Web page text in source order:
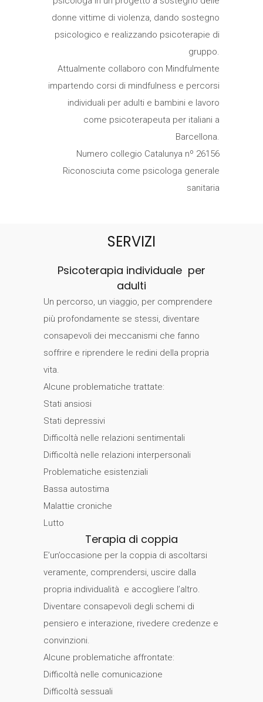
donne vittime di violenza, dando sostegno
psicologico e realizzando psicoterapie di
gruppo.
Attualmente collaboro con Mindfulmente
impartendo corsi di mindfulness e percorsi
individuali per adulti e bambini e lavoro
come psicoterapeuta per italiani a
Barcellona.
Numero collegio Catalunya nº 26156
Riconosciuta come psicologa generale
sanitaria
SERVIZI
Psicoterapia individuale per
adulti
Un percorso, un viaggio, per comprendere
più profondamente se stessi, diventare
consapevoli dei meccanismi che fanno
soffrire e riprendere le redini della propria
vita.
Alcune problematiche trattate:
Stati ansiosi
Stati depressivi
Difficoltà nelle relazioni sentimentali
Difficoltà nelle relazioni interpersonali
Problematiche esistenziali
Bassa autostima
Malattie croniche
Lutto
Terapia di coppia
E’un’occasione per la coppia di ascoltarsi
veramente, comprendersi, uscire dalla
propria individualità e accogliere l’altro.
Diventare consapevoli degli schemi di
pensiero e interazione, rivedere credenze e
convinzioni.
Alcune problematiche affrontate:
Difficoltà nelle comunicazione
Difficoltà sessuali